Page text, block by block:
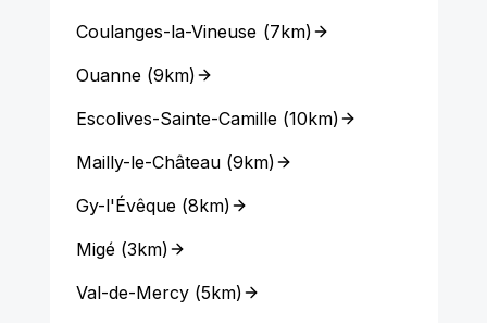
Coulanges-la-Vineuse (7km)
Ouanne(9km)
Escolives-Sainte-Camille(10km)
Mailly-le-Château(9km)
Gy-l'Évêque(8km)
Migé(3km)
Val-de-Mercy(5km)